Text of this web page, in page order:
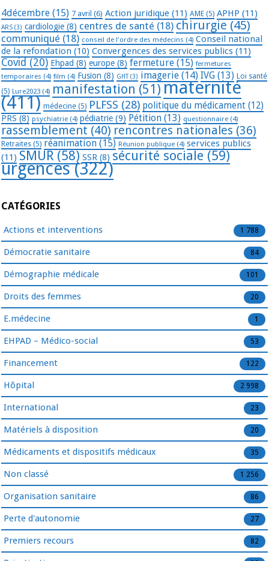
4décembre (15) 7 avril (6) Action juridique (11) AME (5) APHP (11)
ARS (3) cardiologie (8) centres de santé (18) chirurgie (45)
communiqué (18) conseil de l'ordre des médecins (4) Conseil national
de la refondation (10) Convergences des services publics (11)
Covid (20) Ehpad (8) europe (8) fermeture (15) fermetures
temporaires (4) film (4) Fusion (8) GHT(3) imagerie (14) IVG (13) Loi santé
(5) Lure2023 (4) manifestation (51) maternité
(411) médecine (5) PLFSS (28) politique du médicament (12)
PRS (8) psychiatrie (4) pédiatrie (9) Pétition (13) questionnaire (4)
rassemblement (40) rencontres nationales (36)
Retraites (5) réanimation (15) Réunion publique (4) services publics
(11) SMUR (58) SSR (8) sécurité sociale (59)
urgences(322)
CATÉGORIES
Actions et interventions 1 788
Démocratie sanitaire 84
Démographie médicale 101
Droits des femmes 20
E.médecine 1
EHPAD – Médico-social 53
Financement 122
Hôpital 2 998
International 23
Matériels à disposition 20
Médicaments et dispositifs médicaux 35
Non classé 1 256
Organisation sanitaire 86
Perte d'autonomie 27
Premiers recours 82